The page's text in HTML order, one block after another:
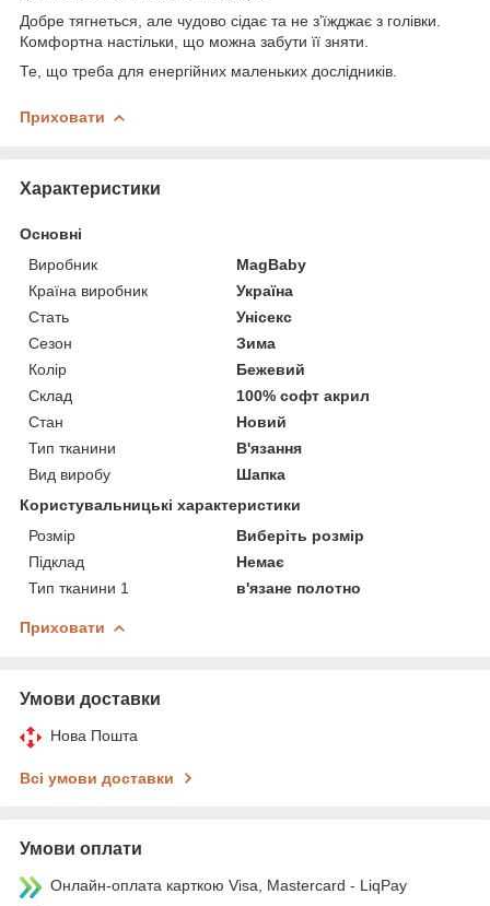
Добре тягнеться, але чудово сідає та не з’їжджає з голівки.
Комфортна настільки, що можна забути її зняти.
Те, що треба для енергійних маленьких дослідників.
Приховати
Характеристики
Основні
Виробник
MagBaby
Країна виробник
Україна
Стать
Унісекс
Сезон
Зима
Колір
Бежевий
Склад
100% софт акрил
Стан
Новий
Тип тканини
В'язання
Вид виробу
Шапка
Користувальницькі характеристики
Розмір
Виберіть розмір
Підклад
Немає
Тип тканини 1
в'язане полотно
Приховати
Умови доставки
Нова Пошта
Всі умови доставки
Умови оплати
Онлайн-оплата карткою Visa, Mastercard - LiqPay